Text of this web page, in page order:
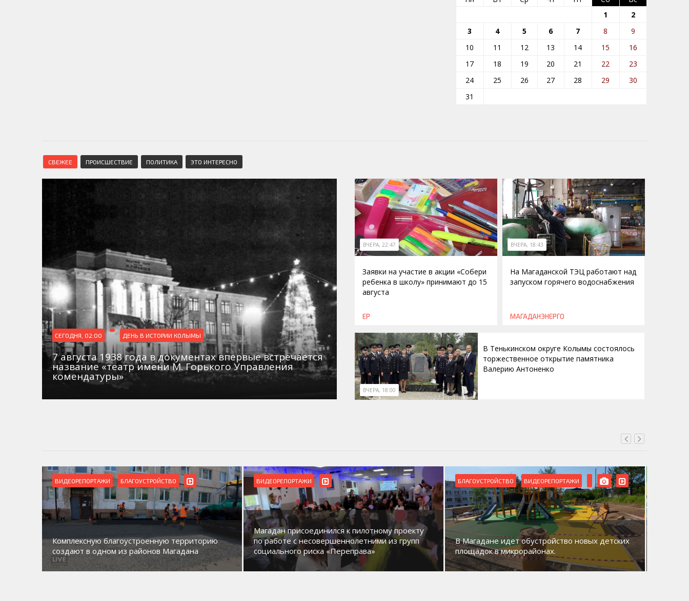
1
2
3
4 5 6 7 8
9
10
11 12 13 14 15
16
17
18 19 20 21 22
23
24
25 26 27 28 29
30
31
СВЕЖЕЕ ПРОИСШЕСТВИЕ ПОЛИТИКА ЭТО ИНТЕРЕСНО
СЕГОДНЯ, 02:00 ДЕНЬ В ИСТОРИИ КОЛЫМЫ
7 августа 1938 года в документах впервые встречается
название «театр имени М. Горького Управления
комендатуры»
ВЧЕРА, 22:47
Заявки на участие в акции «Собери
ребенка в школу» принимают до 15
августа
ЕР
ВЧЕРА, 18:43
На Магаданской ТЭЦ работают над
запуском горячего водоснабжения
МАГАДАНЭНЕРГО
ВЧЕРА, 18:00
В Тенькинском округе Колымы состоялось
торжественное открытие памятника
Валерию Антоненко
ВИДЕОРЕПОРТАЖИ БЛАГОУСТРОЙСТВО
Комплексную благоустроенную территорию
создают в одном из районов Магадана
ВИДЕОРЕПОРТАЖИ
Магадан присоединился к пилотному проекту
по работе с несовершеннолетними из групп
социального риска «Переправа»
БЛАГОУСТРОЙСТВО ВИДЕОРЕПОРТАЖИ
В Магадане идет обустройство новых детских
площадок в микрорайонах.